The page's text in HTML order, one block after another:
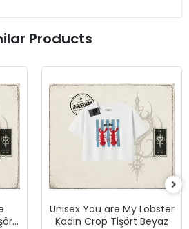
Products
Unisex You are My Lobster
Kadın Crop Tişört Beyaz